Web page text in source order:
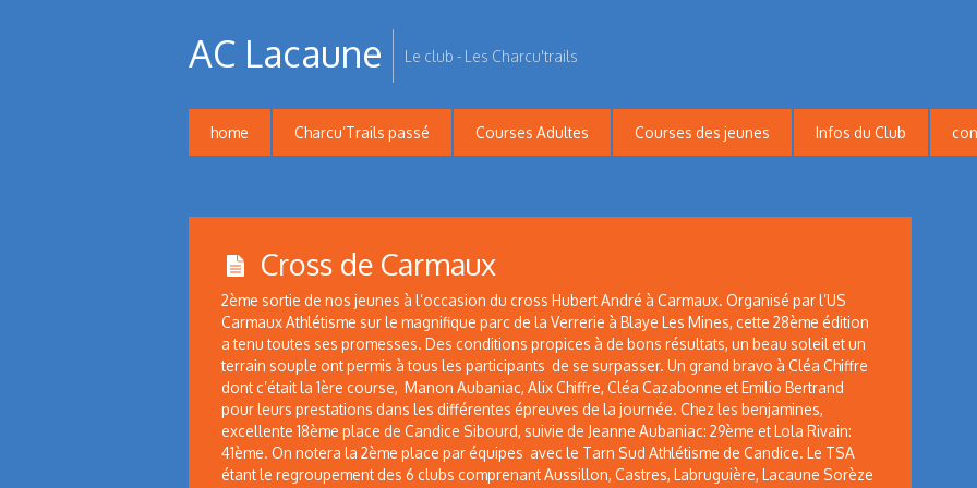
AC Lacaune Le club - Les Charcu'trails
home Charcu’Trails passé Courses Adultes Courses des jeunes Infos du Club
Cross de Carmaux
2ème sortie de nos jeunes à l’occasion du cross Hubert André à Carmaux. Organisé par l’US
Carmaux Athlétisme sur le magnifique parc de la Verrerie à Blaye Les Mines, cette 28ème édition
a tenu toutes ses promesses. Des conditions propices à de bons résultats, un beau soleil et un
terrain souple ont permis à tous les participants de se surpasser. Un grand bravo à Cléa Chiffre
dont c’était la 1ère course, Manon Aubaniac, Alix Chiffre, Cléa Cazabonne et Emilio Bertrand
pour leurs prestations dans les différentes épreuves de la journée. Chez les benjamines,
excellente 18ème place de Candice Sibourd, suivie de Jeanne Aubaniac: 29ème et Lola Rivain:
41ème. On notera la 2ème place par équipes avec le Tarn Sud Athlétisme de Candice. Le TSA
étant le regroupement des 6 clubs comprenant Aussillon, Castres, Labruguière, Lacaune Sorèze